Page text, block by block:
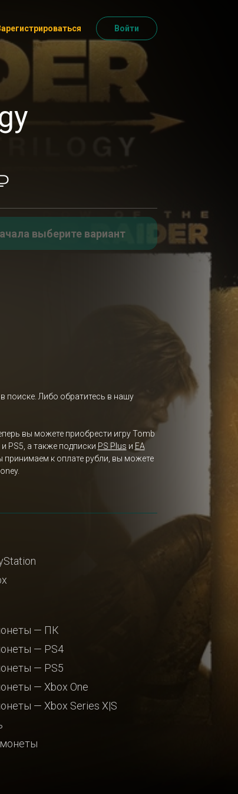
Войти
выберите вариант
поиске. Либо обратитесь в нашу
вы можете приобрести игру Tomb
PS5, а также подписки PS Plus и EA
принимаем к оплате рубли, вы можете
— ПК
— PS4
— PS5
— Xbox One
— Xbox Series X|S